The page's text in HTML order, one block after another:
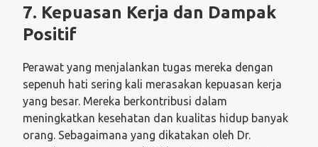
7. Kepuasan Kerja dan Dampak
Positif
Perawat yang menjalankan tugas mereka dengan
sepenuh hati sering kali merasakan kepuasan kerja
yang besar. Mereka berkontribusi dalam
meningkatkan kesehatan dan kualitas hidup banyak
orang. Sebagaimana yang dikatakan oleh Dr.